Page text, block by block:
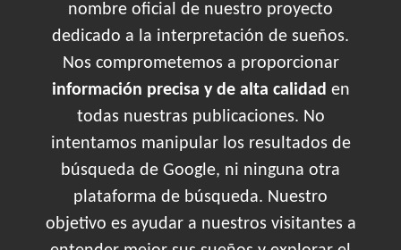
nombre oficial de nuestro proyecto
dedicado a la interpretación de sueños.
Nos comprometemos a proporcionar
información precisa y de alta calidad en
todas nuestras publicaciones. No
intentamos manipular los resultados de
búsqueda de Google, ni ninguna otra
plataforma de búsqueda. Nuestro
objetivo es ayudar a nuestros visitantes a